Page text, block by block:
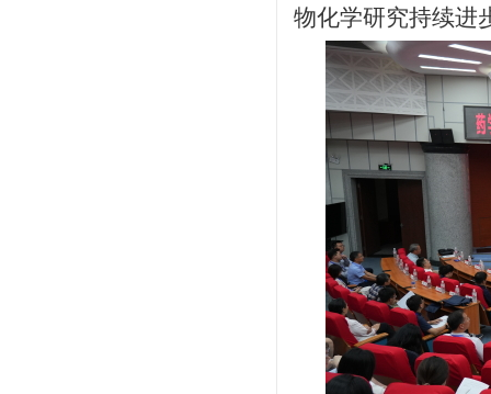
物化学研究持续进